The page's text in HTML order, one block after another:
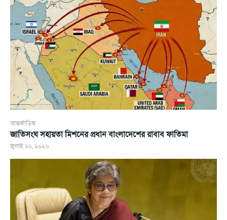
আন্তর্জাতিক
জাতিসংঘ সহায়তা মিশনের প্রধান বাংলাদেশের রাবাব ফাতিমা
জুলাই ১৬, ২০২৬